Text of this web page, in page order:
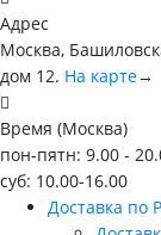
Адрес
Москва,
дом 12. На карте→
Время (Москва)
пон-пятн: 9.00 -
суб: 10.00-16.00
Доставка по